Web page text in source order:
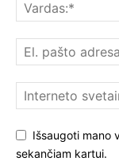
Išsaugoti mano
sekančiam kartui.